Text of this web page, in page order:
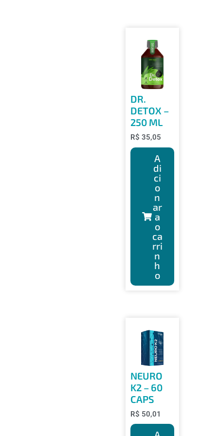
DR.
DETOX –
250 ML
R$ 35,05
A
di
ci
o
n
ar
a
o
ca
rri
n
h
o
NEURO
K2 – 60
CAPS
R$ 50,01